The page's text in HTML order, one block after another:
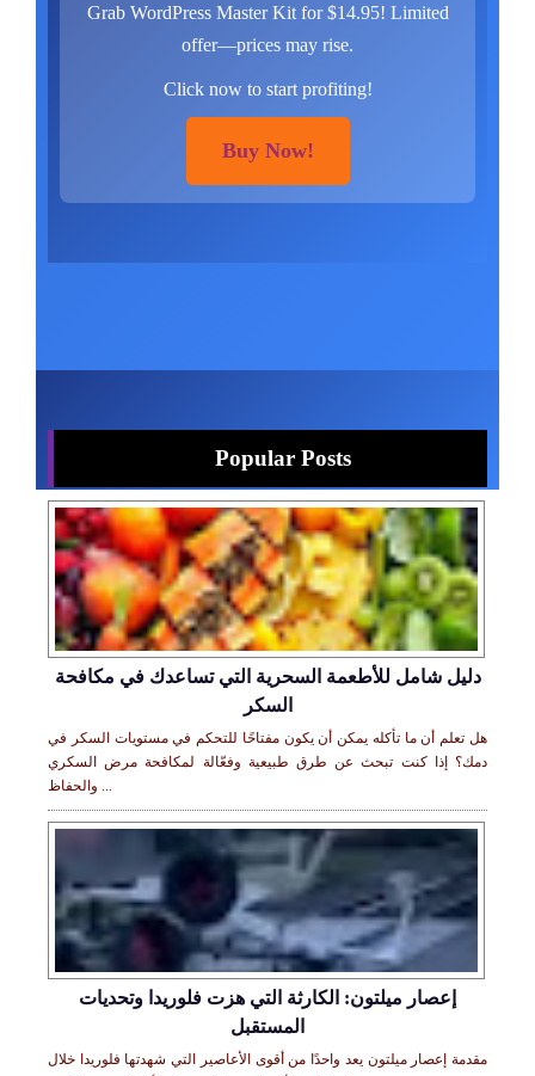
Grab WordPress Master Kit for $14.95! Limited
offer—prices may rise.
Click now to start profiting!
Buy Now!
Popular Posts
دليل شامل للأطعمة السحرية التي تساعدك في مكافحة
السكر
هل تعلم أن ما تأكله يمكن أن يكون مفتاحًا للتحكم في مستويات السكر في
دمك؟ إذا كنت تبحث عن طرق طبيعية وفعّالة لمكافحة مرض السكري
والحفاظ ...
إعصار ميلتون: الكارثة التي هزت فلوريدا وتحديات
المستقبل
مقدمة إعصار ميلتون يعد واحدًا من أقوى الأعاصير التي شهدتها فلوريدا خلال